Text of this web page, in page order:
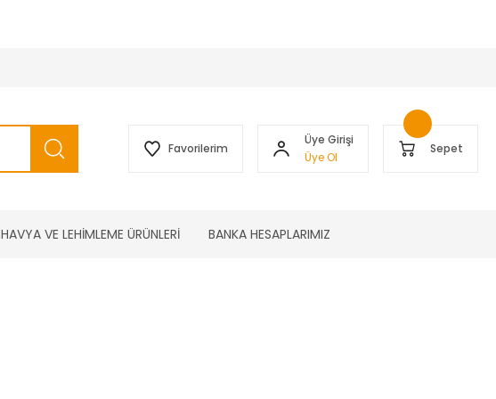
Favorilerim
Üye Girişi
Üye Ol
Sepet
HAVYA VE LEHİMLEME ÜRÜNLERİ BANKA HESAPLARIMIZ